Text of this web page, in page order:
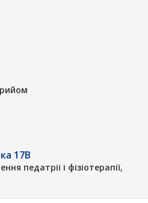
17В
педатріі і фізіотерапії,